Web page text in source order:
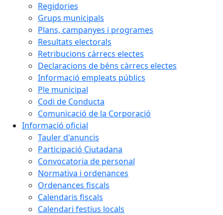
Regidories
Grups municipals
Plans, campanyes i programes
Resultats electorals
Retribucions càrrecs electes
Declaracions de béns càrrecs electes
Informació empleats públics
Ple municipal
Codi de Conducta
Comunicació de la Corporació
Informació oficial
Tauler d'anuncis
Participació Ciutadana
Convocatoria de personal
Normativa i ordenances
Ordenances fiscals
Calendaris fiscals
Calendari festius locals